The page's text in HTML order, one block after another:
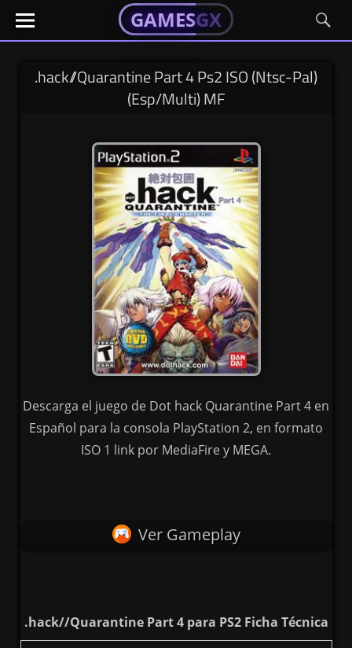
Skip
GAMESGX
El
portal
GAMESGX
GAMESGX
El
portal
.hack//Quarantine Part 4 Ps2 ISO (Ntsc-Pal)
(Esp/Multi) MF
Descarga el juego de Dot hack Quarantine Part 4 en
Español para la consola PlayStation 2, en formato
ISO 1 link por MediaFire y MEGA.
Ver Gameplay
.hack//Quarantine Part 4 para PS2 Ficha Técnica